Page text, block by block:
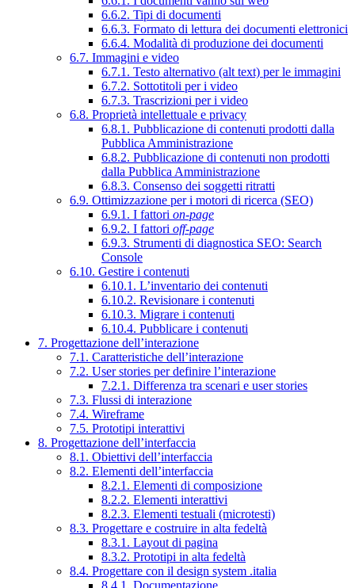
6.6.2. Tipi di documenti
6.6.3. Formato di lettura dei documenti elettronici
6.6.4. Modalità di produzione dei documenti
6.7. Immagini e video
6.7.1. Testo alternativo (alt text) per le immagini
6.7.2. Sottotitoli per i video
6.7.3. Trascrizioni per i video
6.8. Proprietà intellettuale e privacy
6.8.1. Pubblicazione di contenuti prodotti dalla
Pubblica Amministrazione
6.8.2. Pubblicazione di contenuti non prodotti
dalla Pubblica Amministrazione
6.8.3. Consenso dei soggetti ritratti
6.9. Ottimizzazione per i motori di ricerca (SEO)
6.9.1. I fattori on-page
6.9.2. I fattori off-page
6.9.3. Strumenti di diagnostica SEO: Search
Console
6.10. Gestire i contenuti
6.10.1. L’inventario dei contenuti
6.10.2. Revisionare i contenuti
6.10.3. Migrare i contenuti
6.10.4. Pubblicare i contenuti
7. Progettazione dell’interazione
7.1. Caratteristiche dell’interazione
7.2. User stories per definire l’interazione
7.2.1. Differenza tra scenari e user stories
7.3. Flussi di interazione
7.4. Wireframe
7.5. Prototipi interattivi
8. Progettazione dell’interfaccia
8.1. Obiettivi dell’interfaccia
8.2. Elementi dell’interfaccia
8.2.1. Elementi di composizione
8.2.2. Elementi interattivi
8.2.3. Elementi testuali (microtesti)
8.3. Progettare e costruire in alta fedeltà
8.3.1. Layout di pagina
8.3.2. Prototipi in alta fedeltà
8.4. Progettare con il design system .italia
8.4.1. Documentazione